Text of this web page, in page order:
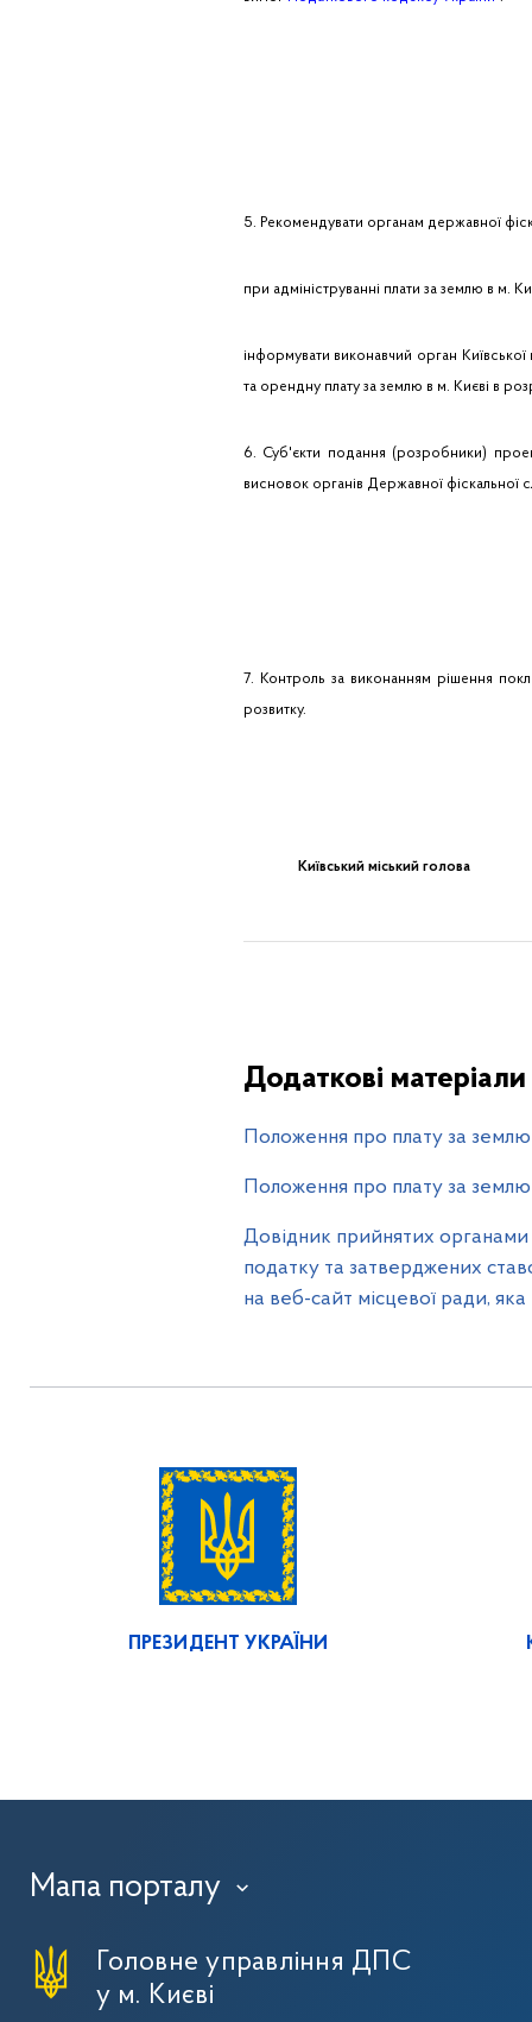
5. Рекомендувати органам державної
при адмініструванні плати за землю в м.
інформувати виконавчий орган
та орендну плату за землю в м. Києві в
6. Суб'єкти подання (розробники)
висновок органів Державної фіскальної
7. Контроль за виконанням рішення
розвитку.
Київський міський голова
Додаткові матеріали
Положення про плату за землю
Положення про плату за землю
Довідник прийнятих органами
податку та затверджених
на веб-сайт місцевої ради,
ПРЕЗИДЕНТ УКРАЇНИ
Мапа порталу ›
Головне управління ДПС
у м. Києві